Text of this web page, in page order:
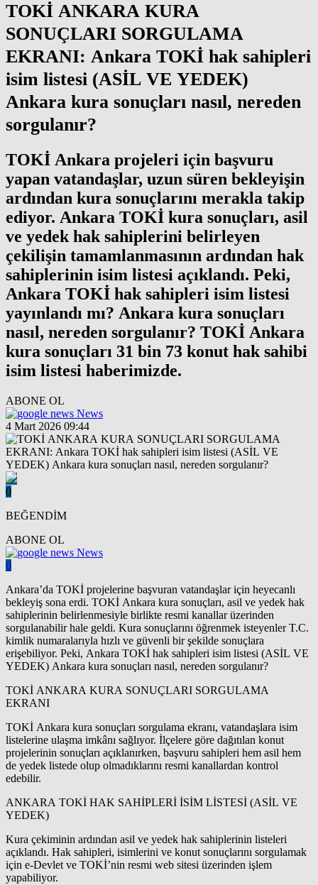
TOKİ ANKARA KURA
SONUÇLARI SORGULAMA
EKRANI: Ankara TOKİ hak sahipleri
isim listesi (ASİL VE YEDEK)
Ankara kura sonuçları nasıl, nereden
sorgulanır?
TOKİ Ankara projeleri için başvuru
yapan vatandaşlar, uzun süren bekleyişin
ardından kura sonuçlarını merakla takip
ediyor. Ankara TOKİ kura sonuçları, asil
ve yedek hak sahiplerini belirleyen
çekilişin tamamlanmasının ardından hak
sahiplerinin isim listesi açıklandı. Peki,
Ankara TOKİ hak sahipleri isim listesi
yayınlandı mı? Ankara kura sonuçları
nasıl, nereden sorgulanır? TOKİ Ankara
kura sonuçları 31 bin 73 konut hak sahibi
isim listesi haberimizde.
ABONE OL
News
4 Mart 2026 09:44
0
BEĞENDİM
ABONE OL
News
0
Ankara’da TOKİ projelerine başvuran vatandaşlar için heyecanlı
bekleyiş sona erdi. TOKİ Ankara kura sonuçları, asil ve yedek hak
sahiplerinin belirlenmesiyle birlikte resmi kanallar üzerinden
sorgulanabilir hale geldi. Kura sonuçlarını öğrenmek isteyenler T.C.
kimlik numaralarıyla hızlı ve güvenli bir şekilde sonuçlara
erişebiliyor. Peki, Ankara TOKİ hak sahipleri isim listesi (ASİL VE
YEDEK) Ankara kura sonuçları nasıl, nereden sorgulanır?
TOKİ ANKARA KURA SONUÇLARI SORGULAMA
EKRANI
TOKİ Ankara kura sonuçları sorgulama ekranı, vatandaşlara isim
listelerine ulaşma imkânı sağlıyor. İlçelere göre dağıtılan konut
projelerinin sonuçları açıklanırken, başvuru sahipleri hem asil hem
de yedek listede olup olmadıklarını resmi kanallardan kontrol
edebilir.
ANKARA TOKİ HAK SAHİPLERİ İSİM LİSTESİ (ASİL VE
YEDEK)
Kura çekiminin ardından asil ve yedek hak sahiplerinin listeleri
açıklandı. Hak sahipleri, isimlerini ve konut sonuçlarını sorgulamak
için e-Devlet ve TOKİ’nin resmi web sitesi üzerinden işlem
yapabiliyor.